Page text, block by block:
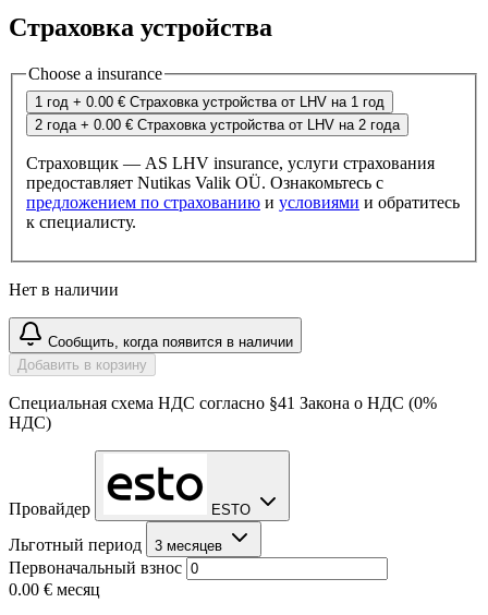
Страховка устройства
Choose a insurance
1 год + 0.00 € Страховка устройства от LHV на 1 год
2 года + 0.00 € Страховка устройства от LHV на 2 года
Страховщик — AS LHV insurance, услуги страхования
предоставляет Nutikas Valik OÜ. Ознакомьтесь с
предложением по страхованию и условиями и обратитесь
к специалисту.
Нет в наличии
Сообщить, когда появится в наличии
Добавить в корзину
Специальная схема НДС согласно §41 Закона о НДС (0%
НДС)
Провайдер ESTO
Льготный период 3 месяцев
Первоначальный взнос
0.00 € месяц